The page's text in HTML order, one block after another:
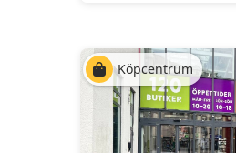
Köpcentrum